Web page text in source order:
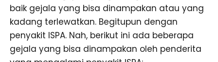
baik gejala yang bisa dinampakan atau yang
kadang terlewatkan. Begitupun dengan
penyakit ISPA. Nah, berikut ini ada beberapa
gejala yang bisa dinampakan oleh penderita